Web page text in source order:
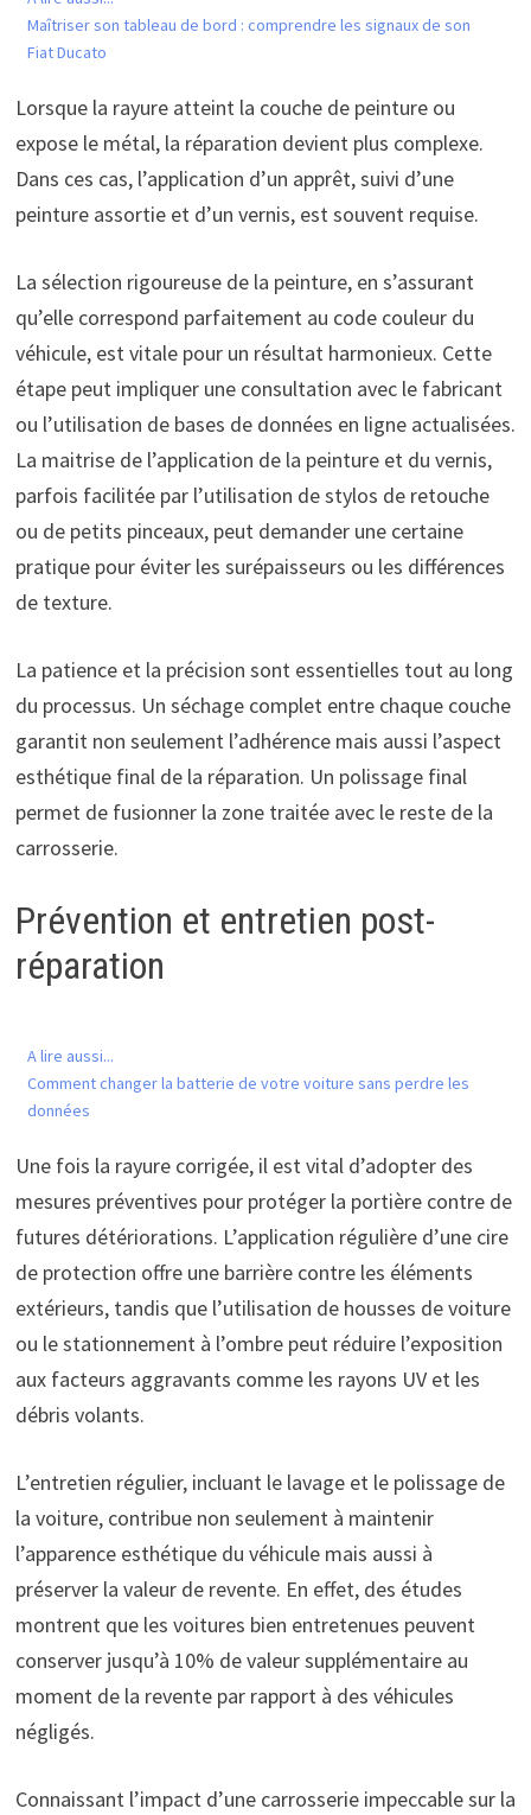
Maîtriser son tableau de bord : comprendre les signaux de son
Fiat Ducato
Lorsque la rayure atteint la couche de peinture ou
expose le métal, la réparation devient plus complexe.
Dans ces cas, l’application d’un apprêt, suivi d’une
peinture assortie et d’un vernis, est souvent requise.
La sélection rigoureuse de la peinture, en s’assurant
qu’elle correspond parfaitement au code couleur du
véhicule, est vitale pour un résultat harmonieux. Cette
étape peut impliquer une consultation avec le fabricant
ou l’utilisation de bases de données en ligne actualisées.
La maitrise de l’application de la peinture et du vernis,
parfois facilitée par l’utilisation de stylos de retouche
ou de petits pinceaux, peut demander une certaine
pratique pour éviter les surépaisseurs ou les différences
de texture.
La patience et la précision sont essentielles tout au long
du processus. Un séchage complet entre chaque couche
garantit non seulement l’adhérence mais aussi l’aspect
esthétique final de la réparation. Un polissage final
permet de fusionner la zone traitée avec le reste de la
carrosserie.
Prévention et entretien post-
réparation
A lire aussi...
Comment changer la batterie de votre voiture sans perdre les
données
Une fois la rayure corrigée, il est vital d’adopter des
mesures préventives pour protéger la portière contre de
futures détériorations. L’application régulière d’une cire
de protection offre une barrière contre les éléments
extérieurs, tandis que l’utilisation de housses de voiture
ou le stationnement à l’ombre peut réduire l’exposition
aux facteurs aggravants comme les rayons UV et les
débris volants.
L’entretien régulier, incluant le lavage et le polissage de
la voiture, contribue non seulement à maintenir
l’apparence esthétique du véhicule mais aussi à
préserver la valeur de revente. En effet, des études
montrent que les voitures bien entretenues peuvent
conserver jusqu’à 10% de valeur supplémentaire au
moment de la revente par rapport à des véhicules
négligés.
Connaissant l’impact d’une carrosserie impeccable sur la